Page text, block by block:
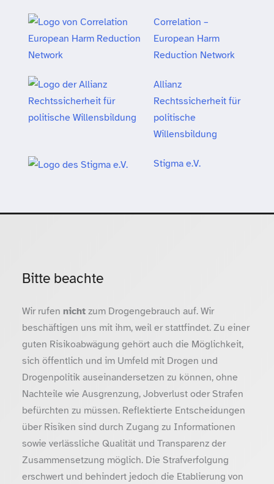
Correlation –
European Harm
Reduction Network
Allianz
Rechtssicherheit für
politische
Willensbildung
Stigma e.V.
Bitte beachte
Wir rufen nichtzum Drogengebrauch auf. Wir
beschäftigen uns mit ihm, weil er stattfindet. Zu einer
guten Risikoabwägung gehört auch die Möglichkeit,
sich öffentlich und im Umfeld mit Drogen und
Drogenpolitik auseinandersetzen zu können, ohne
Nachteile wie Ausgrenzung, Jobverlust oder Strafen
befürchten zu müssen. Reflektierte Entscheidungen
über Risiken sind durch Zugang zu Informationen
sowie verlässliche Qualität und Transparenz der
Zusammensetzung möglich. Die Strafverfolgung
erschwert und behindert jedoch die Etablierung von